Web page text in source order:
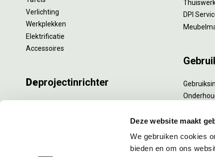
Deze website maakt
We gebruiken cookies
bieden en om ons
Verlichting
Werkplekken
Elektrificatie
Accessoires
Deprojectinrichter
DPI
Interne